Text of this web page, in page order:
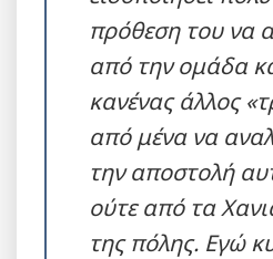
πρόθεση του να
από την ομάδα
κανένας άλλος
από μένα να
την αποστολή
ούτε από τα
της πόλης. Εγώ